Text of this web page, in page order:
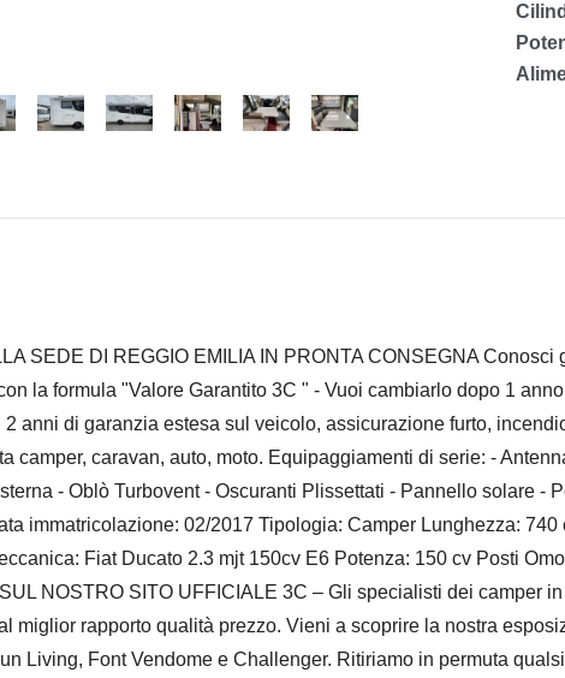
SEDE DI REGGIO EMILIA IN PRONTA CONSEGNA
la formula "Valore Garantito 3C " - Vuoi cambiarlo dopo 1
anni di garanzia estesa sul veicolo, assicurazione furto,
camper, caravan, auto, moto. Equipaggiamenti di serie: -
- Oblò Turbovent - Oscuranti Plissettati - Pannello solare -
immatricolazione: 02/2017 Tipologia: Camper Lunghezza:
Fiat Ducato 2.3 mjt 150cv E6 Potenza: 150 cv Posti
NOSTRO SITO UFFICIALE 3C – Gli specialisti dei camper
miglior rapporto qualità prezzo. Vieni a scoprire la nostra
Living, Font Vendome e Challenger. Ritiriamo in permuta